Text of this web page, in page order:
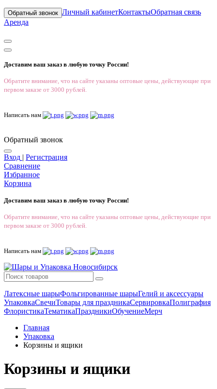
Обратный звонок Личный кабинетКонтактыОбратная связь
Аренда
Доставим ваш заказ в любую точку России!
Обратите внимание, что на сайте указаны оптовые цены, действующие при
первом заказе от 3000 рублей.
Написать нам
Обратный звонок
Вход | Регистрация
Сравнение
Избранное
Корзина
Доставим ваш заказ в любую точку России!
Обратите внимание, что на сайте указаны оптовые цены, действующие при
первом заказе от 3000 рублей.
Написать нам
Латексные шарыФольгированные шарыГелий и аксессуары
УпаковкаСвечиТовары для праздникаСервировкаПолиграфия
ФлористикаТематикаПраздникиОбучениеМерч
Главная
Упаковка
Корзины и ящики
Корзины и ящики